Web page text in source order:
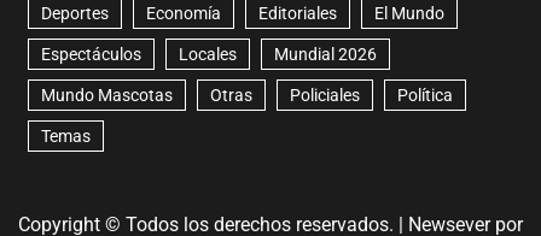
Deportes Economía Editoriales El Mundo
Espectáculos Locales Mundial 2026
Mundo Mascotas Otras Policiales Política
Temas
Copyright © Todos los derechos reservados. Newseverpor